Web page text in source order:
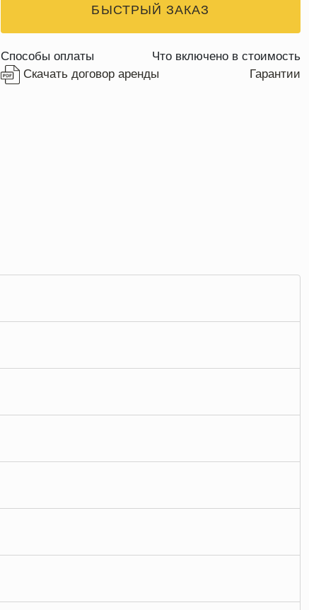
БЫСТРЫЙ ЗАКАЗ
Способы оплаты
Что включено в стоимость
Скачать договор аренды
Гарантии